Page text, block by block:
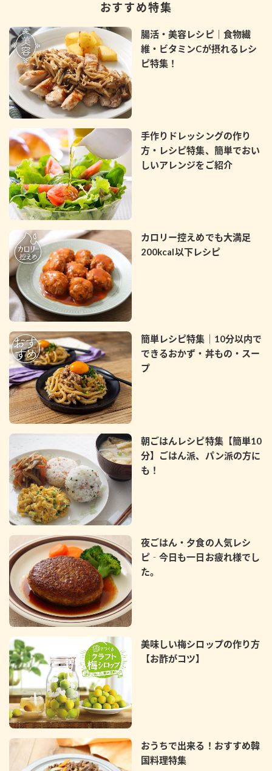
おすすめ特集
腸活・美容レシピ｜食物繊
維・ビタミンCが摂れるレシ
ピ特集！
手作りドレッシングの作り
方・レシピ特集、簡単でおい
しいアレンジをご紹介
カロリー控えめでも大満足
200kcal以下レシピ
簡単レシピ特集｜10分以内で
できるおかず・丼もの・スー
プ
朝ごはんレシピ特集【簡単10
分】ごはん派、パン派の方に
も！
夜ごはん・夕食の人気レシ
ピ‐今日も一日お疲れ様でし
た。
美味しい梅シロップの作り方
【お酢がコツ】
おうちで出来る！おすすめ韓
国料理特集